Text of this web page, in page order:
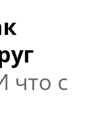
что с